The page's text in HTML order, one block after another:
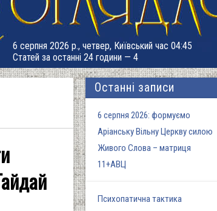
6 серпня 2026 р., четвер, Київський час 04:45
Статей за останні 24 години — 4
Останні записи
6 серпня 2026: формуємо
Аріанську Вільну Церкву силою
Живого Слова – матриця
11+АВЦ
Психопатична тактика